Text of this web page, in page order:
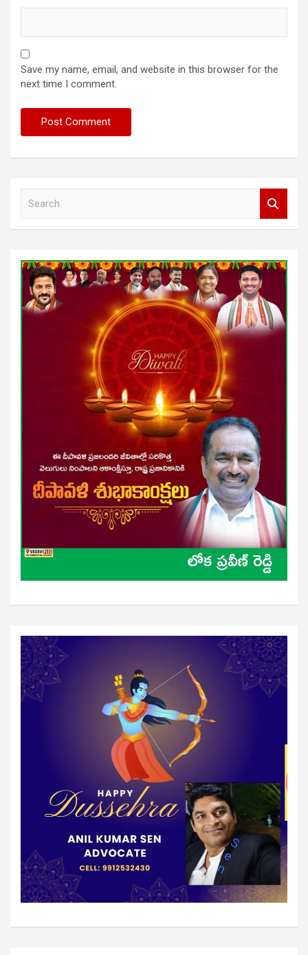
Save my name, email, and website in this browser for the
next time I comment.
h